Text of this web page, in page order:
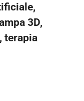
3D,
terapia